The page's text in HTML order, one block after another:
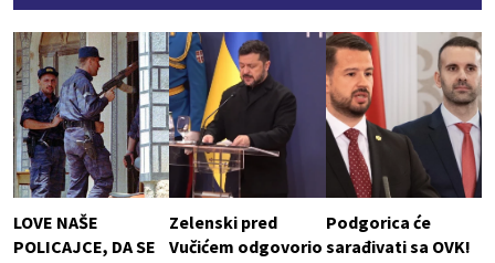
LOVE NAŠE
POLICAJCE, DA SE
Zelenski pred
Vučićem odgovorio
Podgorica će
sarađivati sa OVK!